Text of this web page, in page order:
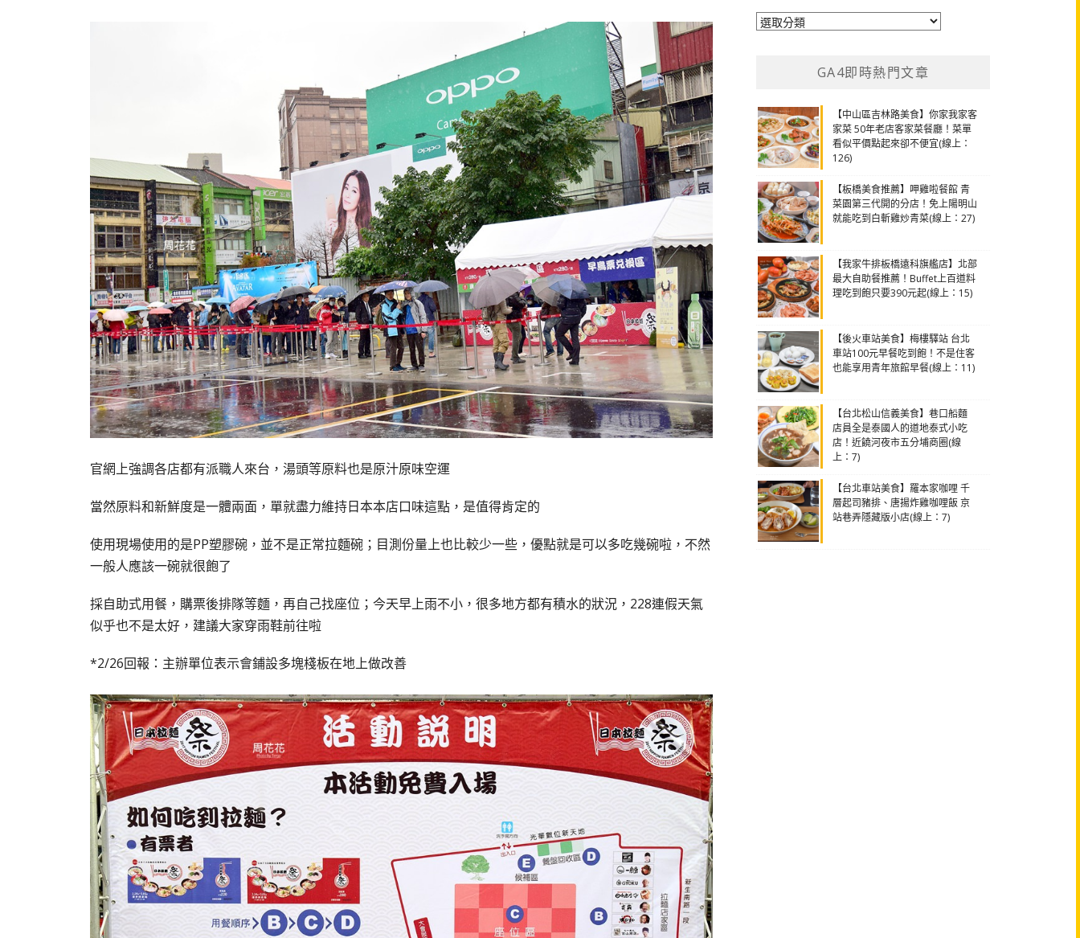
官網上強調各店都有派職人來台，湯頭等原料也是原汁原味空運
當然原料和新鮮度是一體兩面，單就盡力維持日本本店口味這點，是值得肯定的
使用現場使用的是PP塑膠碗，並不是正常拉麵碗；目測份量上也比較少一些，優點就是可以多吃幾碗啦，不然
一般人應該一碗就很飽了
採自助式用餐，購票後排隊等麵，再自己找座位；今天早上雨不小，很多地方都有積水的狀況，228連假天氣
似乎也不是太好，建議大家穿雨鞋前往啦
*2/26回報：主辦單位表示會鋪設多塊棧板在地上做改善
分
GA4即時熱門文章
【中山區吉林路美食】你家我家客
家菜 50年老店客家菜餐廳！菜單
看似平價點起來卻不便宜(線上：
126)
【板橋美食推薦】呷雞啦餐館 青
菜園第三代開的分店！免上陽明山
就能吃到白斬雞炒青菜(線上：27)
【我家牛排板橋遠科旗艦店】北部
最大自助餐推薦！Buffet上百道料
理吃到飽只要390元起(線上：15)
【後火車站美食】梅樓驛站 台北
車站100元早餐吃到飽！不是住客
也能享用青年旅館早餐(線上：11)
【台北松山信義美食】巷口船麵
店員全是泰國人的道地泰式小吃
店！近饒河夜市五分埔商圈(線
上：7)
【台北車站美食】羅本家咖哩 千
層起司豬排、唐揚炸雞咖哩飯 京
站巷弄隱藏版小店(線上：7)